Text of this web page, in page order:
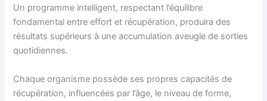
Un programme intelligent, respectant l’équilibre
fondamental entre effort et récupération, produira des
résultats supérieurs à une accumulation aveugle de sorties
quotidiennes.
Chaque organisme possède ses propres capacités de
récupération, influencées par l’âge, le niveau de forme,